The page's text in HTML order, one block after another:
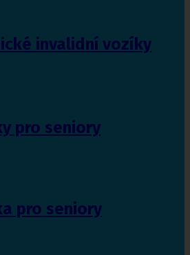
invalidní vozíky
pro seniory
pro seniory